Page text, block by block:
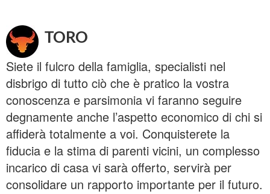
TORO
Siete il fulcro della famiglia, specialisti nel
disbrigo di tutto ciò che è pratico la vostra
conoscenza e parsimonia vi faranno seguire
degnamente anche l’aspetto economico di chi si
affiderà totalmente a voi. Conquisterete la
fiducia e la stima di parenti vicini, un complesso
incarico di casa vi sarà offerto, servirà per
consolidare un rapporto importante per il futuro.